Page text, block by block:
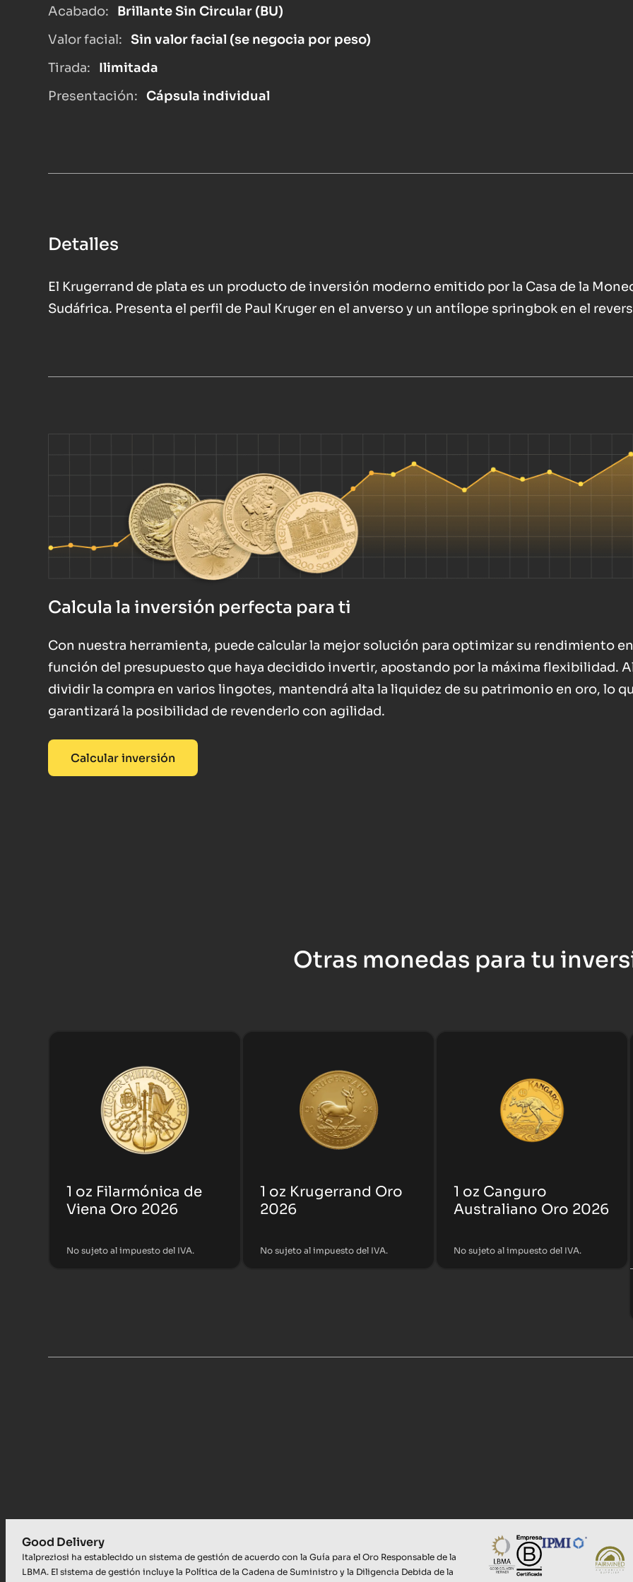
Acabado:
Brillante Sin Circular (BU)
Valor facial: Sin valor facial (se negocia por peso)
Tirada:
Ilimitada
Presentación: Cápsula individual
Detalles
El Krugerrand de plata es un producto de inversión moderno emitido por la Casa de la
Sudáfrica. Presenta el perfil de Paul Kruger en el anverso y un antílope springbok en el
Calcula la inversión perfecta para ti
Con nuestra herramienta, puede calcular la mejor solución para optimizar su rendimiento en
función del presupuesto que haya decidido invertir, apostando por la máxima flexibilidad.
dividir la compra en varios lingotes, mantendrá alta la liquidez de su patrimonio en oro, lo
garantizará la posibilidad de revenderlo con agilidad.
Calcular inversión
Otras monedas para tu
1 oz Filarmónica de
Viena Oro 2026
No sujeto al impuesto del IVA.
1 oz Krugerrand Oro
2026
No sujeto al impuesto del IVA.
1 oz Canguro
Australiano Oro 2026
No sujeto al impuesto del IVA.
Good Delivery
Italpreziosi ha establecido un sistema de gestión de acuerdo con la Guía para el Oro Responsable de la
LBMA. El sistema de gestión incluye la Política de la Cadena de Suministro y la Diligencia Debida de la